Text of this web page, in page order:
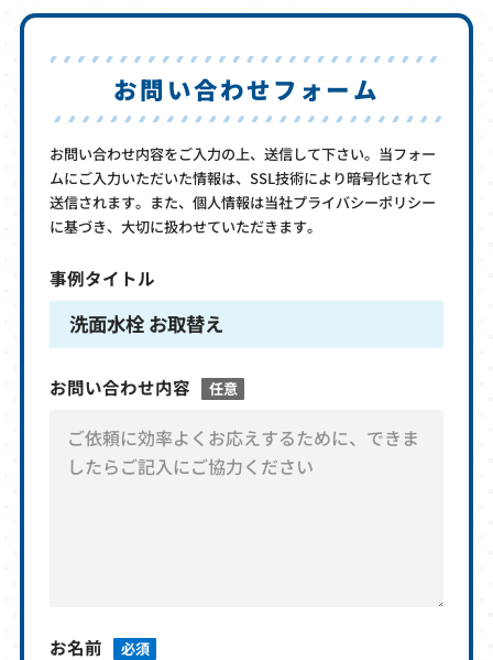
お問い合わせフォーム
お問い合わせ内容をご入力の上、送信して下さい。当フォー
ムにご入力いただいた情報は、SSL技術により暗号化されて
送信されます。また、個人情報は当社プライバシーポリシー
に基づき、大切に扱わせていただきます。
事例タイトル
洗面水栓 お取替え
お問い合わせ内容 任意
お名前 必須